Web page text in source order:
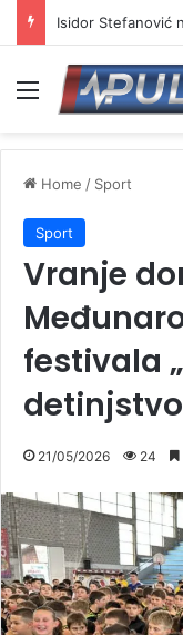
Menu
Home / Sport
Sport
Vranje
festivala
21/05/2026 24